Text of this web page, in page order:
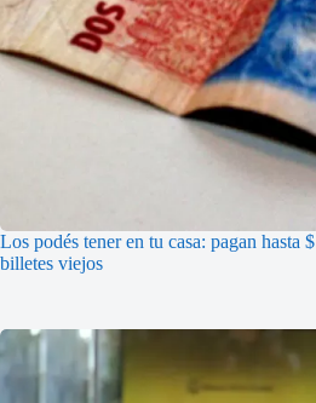
Los podés tener en tu casa: pagan hasta
billetes viejos